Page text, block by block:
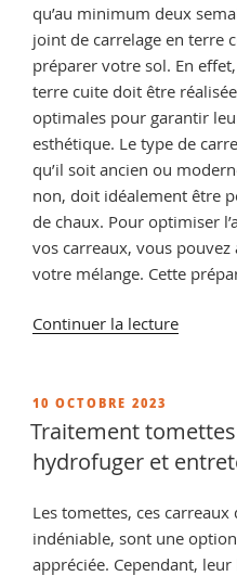
qu’au minimum deux
joint de carrelage en terre
préparer votre sol. En
terre cuite doit être
optimales pour garantir
esthétique. Le type de
qu’il soit ancien ou
non, doit idéalement être
de chaux. Pour optimiser
vos carreaux, vous pouvez
votre mélange. Cette
Continuer la lecturede
produits
les
poreux
PUBLIÉ
LE
10 OCTOBRE 2023
Traitement
hydrofuger et
Les tomettes, ces
indéniable, sont une
appréciée. Cependant,